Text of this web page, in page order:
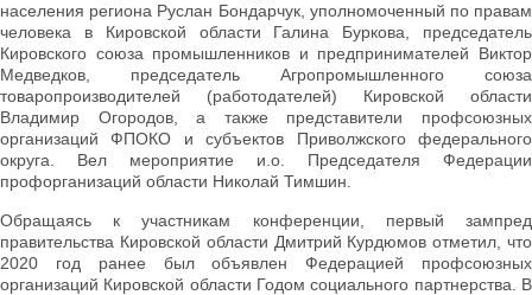
населения региона Руслан Бондарчук, уполномоченный по правам
человека в Кировской области Галина Буркова, председатель
Кировского союза промышленников и предпринимателей Виктор
Медведков, председатель Агропромышленного союза
товаропроизводителей (работодателей) Кировской области
Владимир Огородов, а также представители профсоюзных
организаций ФПОКО и субъектов Приволжского федерального
округа. Вел мероприятие и.о. Председателя Федерации
профорганизаций области Николай Тимшин.
Обращаясь к участникам конференции, первый зампред
правительства Кировской области Дмитрий Курдюмов отметил, что
2020 год ранее был объявлен Федерацией профсоюзных
организаций Кировской области Годом социального партнерства. В